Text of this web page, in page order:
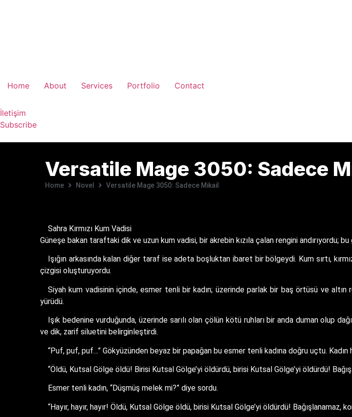
Home About Services Portfolio Contact
İletişim
Subscribe
Versatile Mage 3050: Sadece
Home Novel Versatile Mage 3050: Sadece Mikail
Sahra Kırmızı Kum Vadisi
Güneşe bakan taraftaki dik ve uzun kum vadisi, bir akrebin kızıla çalan rengini andırıyordu;
Işığın arkasında kalan diğer taraf ise adeta boşluktan ibaret bir bölgeydi. Kum sırtı,
çizgisi oluşturuyordu.
Siyah kum vadisinin içinde, esmer tenli bir kadın; üzerinde parlak bir baş örtüsü ve altın
yürüdü.
Işık bedenine vurduğunda, üzerinde sarılı olan çölün kötü ruhları bir anda duman olup
ve dik, zarif siluetini belirginleştirdi.
“Puf, puf, puf…” Gökyüzünden beyaz bir papağan bu esmer tenli kadına doğru uçtu. Kadın
“Öldü, Kutsal Gölge öldü! Birisi Kutsal Gölge’yi öldürdü, birisi Kutsal Gölge’yi öldürdü!
Esmer tenli kadın, “Düşmüş melek mi?” diye sordu.
“Hayır, hayır, hayır! Öldü, Kutsal Gölge öldü, birisi Kutsal Gölge’yi öldürdü!